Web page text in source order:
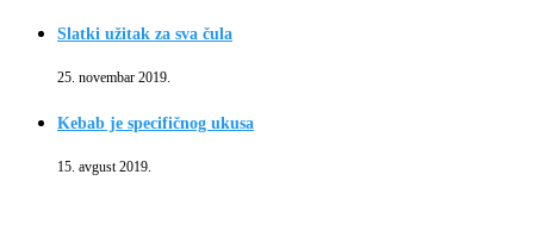
Slatki užitak za sva čula
25. novembar 2019.
Kebab je specifičnog ukusa
15. avgust 2019.